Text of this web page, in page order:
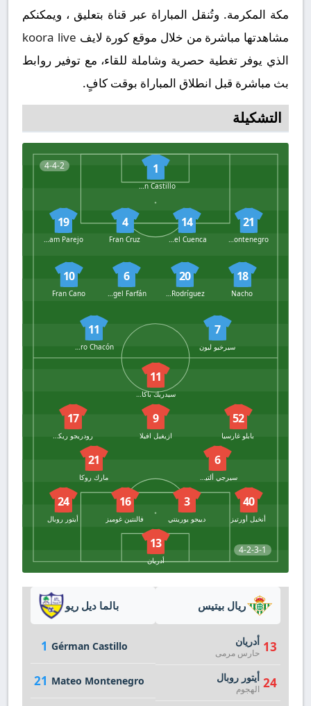
مكة المكرمة. وتُنقل المباراة عبر قناة بتعليق ، ويمكنكم
مشاهدتها مباشرة من خلال موقع كورة لايف koora live
الذي يوفر تغطية حصرية وشاملة للقاء، مع توفير روابط
بث مباشرة قبل انطلاق المباراة بوقت كافٍ.
التشكيلة
4-4-2 1
Gérman Castillo
21
Mateo Montenegro
14
Rafael Cuenca
4
Fran Cruz
19
Abraham Parejo
18
Nacho
20
6
José Ángel Farfán
10
Fran Cano
7
سيرخيو ليون
11
Pedro Chacón
4-2-3-1
11
سيدريك باكامبو
52
بابلو غارسيا
9
ازيغيل افيلا
17
رودريجو ريكيلمي
6
سيرجي ألتيميرا
21
مارك روكا
40
أنخيل أورتيز
3
دييجو يورينتي
16
فالنتين غوميز
24
أيتور روبال
13
أدريان
بالما ديل ريو
1 Gérman Castillo
21 Mateo Montenegro
ريال بيتيس
13 أدريان
حارس مرمى
24 أيتور روبال
الهجوم